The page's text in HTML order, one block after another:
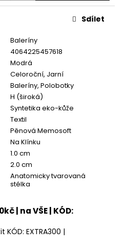
Baleríny
4064225457618
Modrá
Celoroční, Jarní
Baleríny, Polobotky
H (široká)
Syntetika eko-kůže
Textil
Pěnová Memosoft
Na Klínku
1.0 cm
2.0 cm
Anatomicky tvarovaná
stélka
Sdílet
| na VŠE | KÓD:
EXTRA300 |